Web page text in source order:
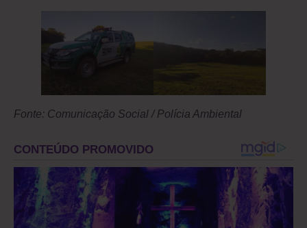
Fonte: Comunicação Social / Polícia Ambiental